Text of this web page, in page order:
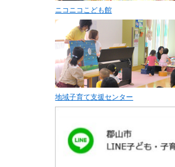
ニコニコこども館
地域子育て支援センター